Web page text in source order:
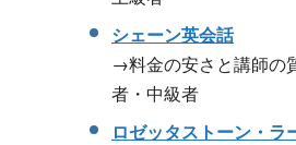
シェーン英会話
→料金の安さと講師の
者・中級者
ロゼッタストーン・ラ